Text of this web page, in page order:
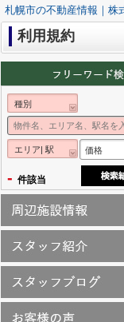
札幌市の不動産情報｜株
利用規約
種別
エリア| 駅 価格
- 件該当